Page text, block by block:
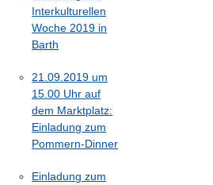
Interkulturellen
Woche 2019 in
Barth
21.09.2019 um
15.00 Uhr auf
dem Marktplatz:
Einladung zum
Pommern-Dinner
Einladung zum